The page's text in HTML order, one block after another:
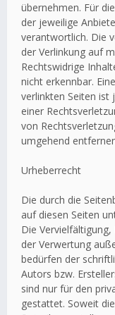
übernehmen. Für
der jeweilige
verantwortlich. Die
der Verlinkung auf
Rechtswidrige
nicht erkennbar.
verlinkten Seiten ist
einer
von
umgehend
Urheberrecht
Die durch die
auf diesen Seiten
Die
der Verwertung
bedürfen der
Autors bzw.
sind nur für den
gestattet. Soweit